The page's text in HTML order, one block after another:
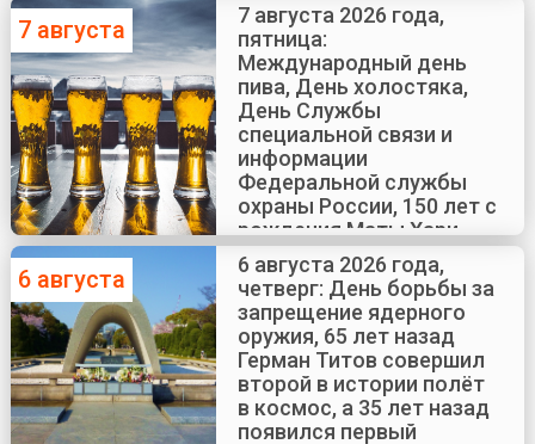
7 августа
7 августа 2026 года,
пятница:
Международный день
пива, День холостяка,
День Службы
специальной связи и
информации
Федеральной службы
охраны России, 150 лет с
рождения Маты Хари
6 августа
6 августа 2026 года,
четверг: День борьбы за
запрещение ядерного
оружия, 65 лет назад
Герман Титов совершил
второй в истории полёт
в космос, а 35 лет назад
появился первый